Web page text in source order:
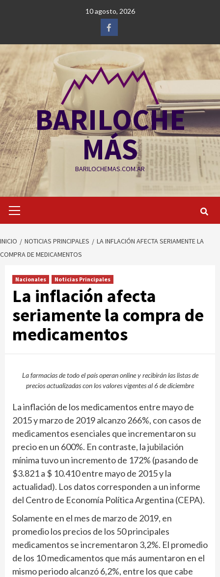
10 agosto, 2026
Facebook
BARILOCHE
MÁS
BARILOCHEMAS.COM.AR
primario
INICIO NOTICIAS PRINCIPALES
LA INFLACIÓN AFECTA SERIAMENTE LA
COMPRA DE MEDICAMENTOS
Nacionales Noticias Principales
La inflación afecta
seriamente la compra de
medicamentos
La farmacias de todo el país operan online y recibirán las listas de
precios actualizadas con los valores vigentes al 6 de diciembre
La inflación de los medicamentos entre mayo de
2015 y marzo de 2019 alcanzo 266%, con casos de
medicamentos esenciales que incrementaron su
precio en un 600%. En contraste, la jubilación
mínima tuvo un incremento de 172% (pasando de
$3.821 a $ 10.410 entre mayo de 2015 y la
actualidad). Los datos corresponden a un informe
del Centro de Economía Política Argentina (CEPA).
Solamente en el mes de marzo de 2019, en
promedio los precios de los 50 principales
medicamentos se incrementaron 3,2%. El promedio
de los 10 medicamentos que más aumentaron en el
mismo periodo alcanzó 6,2%, entre los que cabe